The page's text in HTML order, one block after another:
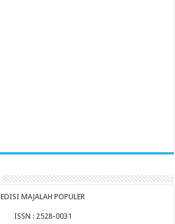
EDISI MAJALAH POPULER
ISSN : 2528-0031